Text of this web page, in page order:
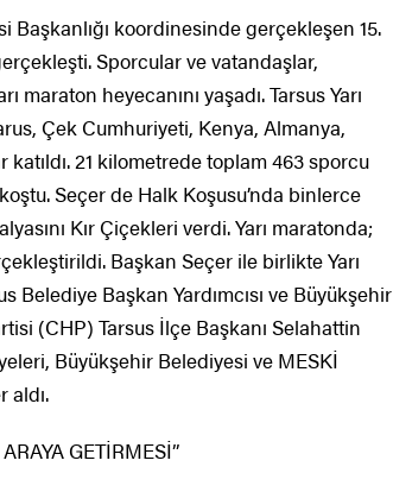
koordinesinde gerçekleşen 15.
Sporcular ve vatandaşlar,
heyecanını yaşadı. Tarsus Yarı
Çek Cumhuriyeti, Kenya, Almanya,
katıldı. 21 kilometrede toplam 463 sporcu
Seçer de Halk Koşusu’nda binlerce
Kır Çiçekleri verdi. Yarı maratonda;
Başkan Seçer ile birlikte Yarı
Belediye Başkan Yardımcısı ve Büyükşehir
(CHP) Tarsus İlçe Başkanı Selahattin
Büyükşehir Belediyesi ve MESKİ
aldı.
GETİRMESİ”